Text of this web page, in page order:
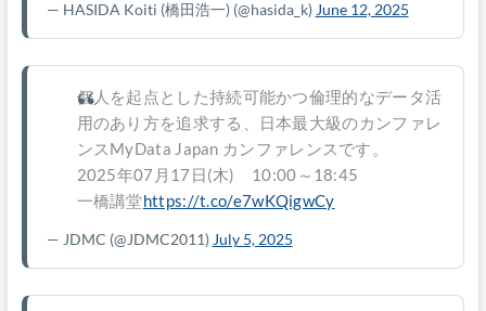
— HASIDA Koiti (橋田浩一) (@hasida_k) June 12, 2025
個人を起点とした持続可能かつ倫理的なデータ活
用のあり方を追求する、日本最大級のカンファレ
ンスMyData Japan カンファレンスです。
2025年07月17日(木) 10:00～18:45
一橋講堂https://t.co/e7wKQigwCy
— JDMC (@JDMC2011) July 5, 2025